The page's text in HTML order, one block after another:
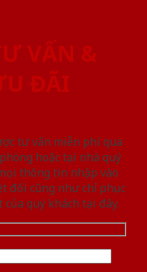
VẤN &
ĐÃI
tư vấn miễn phí qua
hoặc tại nhà quý
thông tin nhập vào
đối cũng như chỉ phục
quý khách tại đây.